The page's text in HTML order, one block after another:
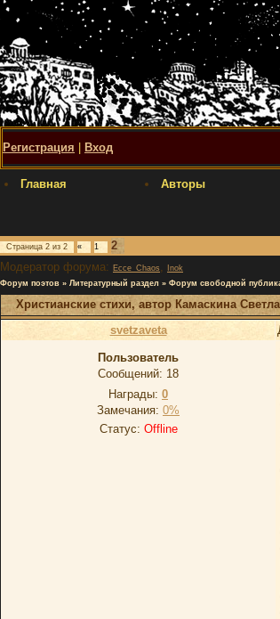
Регистрация Вход
Главная Авторы
Страница 2 из 2 « 1
2
Модератор форума: Ecce_Chaos ,
Inok
Форум поэтов » Литературный раздел » Форум свободной
Христианские стихи, автор Камаскина
svetzaveta
Пользователь
Сообщений: 18
Награды: 0
Замечания: 0%
Статус: Offline